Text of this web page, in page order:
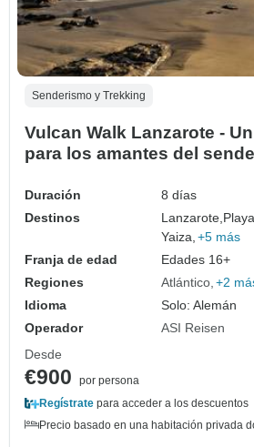
Senderismo y Trekking
Vulcan Walk Lanzarote -
para los amantes del
Duración
8 días
Destinos
Lanzarote,
Yaiza, +5 más
Franja de edad
Edades 16+
Regiones
Atlántico +2
Idioma
Solo: Alemán
Operador
ASI Reisen
Desde
€900
por persona
Regístrate para acceder a los descuentos
Precio basado en una habitación privada